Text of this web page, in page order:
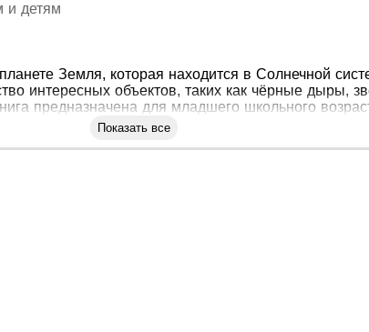
и детям
Земля, которая находится в Солнечной
интересных объектов, таких как чёрные дыры,
предназначена для младшего школьного
Показать все